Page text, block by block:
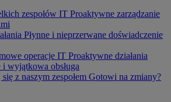
zespołów IT Proaktywne zarządzanie
Płynne i nieprzerwane doświadczenie
operacje IT Proaktywne działania
i wyjątkowa obsługa
z naszym zespołem Gotowi na zmiany?